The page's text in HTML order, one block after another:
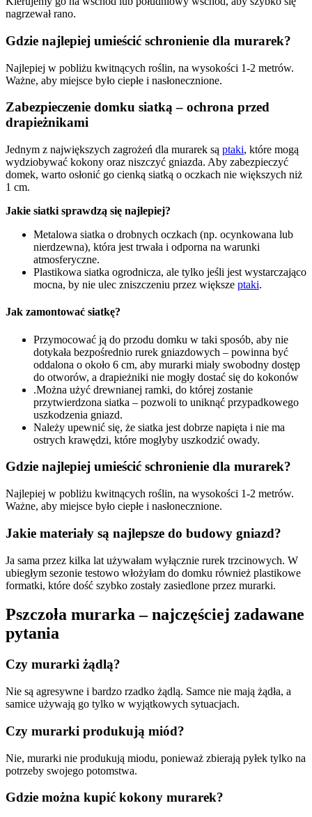
nagrzewał rano.
Gdzie najlepiej umieścić schronienie dla murarek?
Najlepiej w pobliżu kwitnących roślin, na wysokości 1-2 metrów.
Ważne, aby miejsce było ciepłe i nasłonecznione.
Zabezpieczenie domku siatką – ochrona przed
drapieżnikami
Jednym z największych zagrożeń dla murarek są ptaki, które mogą
wydziobywać kokony oraz niszczyć gniazda. Aby zabezpieczyć
domek, warto osłonić go cienką siatką o oczkach nie większych niż
1 cm.
Jakie siatki sprawdzą się najlepiej?
Metalowa siatka o drobnych oczkach (np. ocynkowana lub
nierdzewna), która jest trwała i odporna na warunki
atmosferyczne.
Plastikowa siatka ogrodnicza, ale tylko jeśli jest wystarczająco
mocna, by nie ulec zniszczeniu przez większe ptaki.
Jak zamontować siatkę?
Przymocować ją do przodu domku w taki sposób, aby nie
dotykała bezpośrednio rurek gniazdowych – powinna być
oddalona o około 6 cm, aby murarki miały swobodny dostęp
do otworów, a drapieżniki nie mogły dostać się do kokonów
.Można użyć drewnianej ramki, do której zostanie
przytwierdzona siatka – pozwoli to uniknąć przypadkowego
uszkodzenia gniazd.
Należy upewnić się, że siatka jest dobrze napięta i nie ma
ostrych krawędzi, które mogłyby uszkodzić owady.
Gdzie najlepiej umieścić schronienie dla murarek?
Najlepiej w pobliżu kwitnących roślin, na wysokości 1-2 metrów.
Ważne, aby miejsce było ciepłe i nasłonecznione.
Jakie materiały są najlepsze do budowy gniazd?
Ja sama przez kilka lat używałam wyłącznie rurek trzcinowych. W
ubiegłym sezonie testowo włożyłam do domku również plastikowe
formatki, które dość szybko zostały zasiedlone przez murarki.
Pszczoła murarka – najczęściej zadawane
pytania
Czy murarki żądlą?
Nie są agresywne i bardzo rzadko żądlą. Samce nie mają żądła, a
samice używają go tylko w wyjątkowych sytuacjach.
Czy murarki produkują miód?
Nie, murarki nie produkują miodu, ponieważ zbierają pyłek tylko na
potrzeby swojego potomstwa.
Gdzie można kupić kokony murarek?